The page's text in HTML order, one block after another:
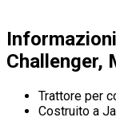
Challenger,
Trattore per
Costruito a